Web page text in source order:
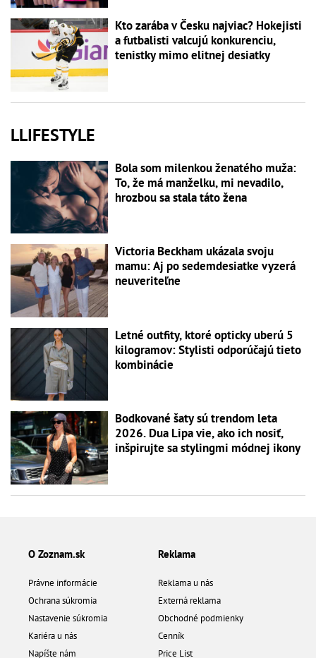
Kto zarába v Česku najviac? Hokejisti
a futbalisti valcujú konkurenciu,
tenistky mimo elitnej desiatky
LLIFESTYLE
Bola som milenkou ženatého muža:
To, že má manželku, mi nevadilo,
hrozbou sa stala táto žena
Victoria Beckham ukázala svoju
mamu: Aj po sedemdesiatke vyzerá
neuveriteľne
Letné outfity, ktoré opticky uberú 5
kilogramov: Stylisti odporúčajú tieto
kombinácie
Bodkované šaty sú trendom leta
2026. Dua Lipa vie, ako ich nosiť,
inšpirujte sa stylingmi módnej ikony
O Zoznam.sk
Právne informácie
Ochrana súkromia
Nastavenie súkromia
Kariéra u nás
Napíšte nám
Reklama
Reklama u nás
Externá reklama
Obchodné podmienky
Cenník
Price List